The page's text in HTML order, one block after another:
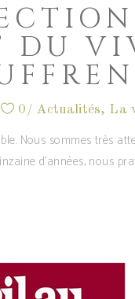
DU
0 Actualités, La
Nous sommes très
d’années, nous